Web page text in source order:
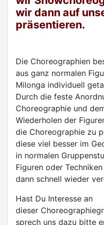
wir dann auf
präsentieren.
Die Choreographien
aus ganz normalen
Milonga individuell
Durch die feste
Choreographie und
Wiederholen der
die Choreographie zu
diese viel besser im
in normalen
Figuren oder
dann schnell wieder
Hast Du Interesse an
dieser
sprech uns dazu bitte